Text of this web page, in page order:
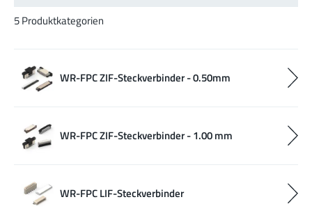
Design Kits
5 Produktkategorien
WR-FPC ZIF-Steckverbinder - 0.50mm
WR-FPC ZIF-Steckverbinder - 1.00 mm
WR-FPC LIF-Steckverbinder